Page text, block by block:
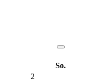
So.
2